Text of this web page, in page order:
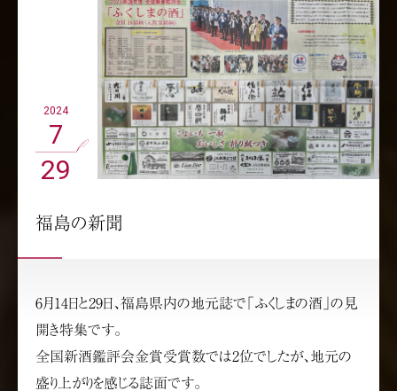
2024
7
29
福島の新聞
6月14日と29日、福島県内の地元誌で「ふくしまの酒」の見
開き特集です。
全国新酒鑑評会金賞受賞数では2位でしたが、地元の
盛り上がりを感じる誌面です。